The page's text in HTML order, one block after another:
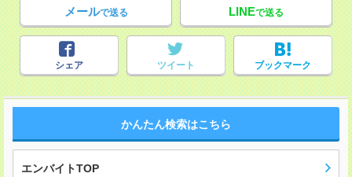
メールで送る LINEで送る
シェア ツイート ブックマーク
かんたん検索はこちら
エンバイトTOP